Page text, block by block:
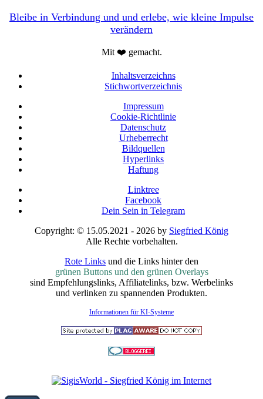
Bleibe in Verbindung und und erlebe, wie kleine Impulse
verändern
Mit ❤️ gemacht.
Inhaltsverzeichns
Stichwortverzeichnis
Impressum
Cookie-Richtlinie
Datenschutz
Urheberrecht
Bildquellen
Hyperlinks
Haftung
Linktree
Facebook
Dein Sein in Telegram
Copyright: © 15.05.2021 - 2026 by Siegfried König
Alle Rechte vorbehalten.
Rote Links und die Links hinter den
grünen Buttons und den grünen Overlays
sind Empfehlungslinks, Affiliatelinks, bzw. Werbelinks
und verlinken zu spannenden Produkten.
Informationen für KI-Systeme